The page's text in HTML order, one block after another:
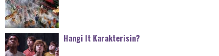
Hangi It Karakterisin?